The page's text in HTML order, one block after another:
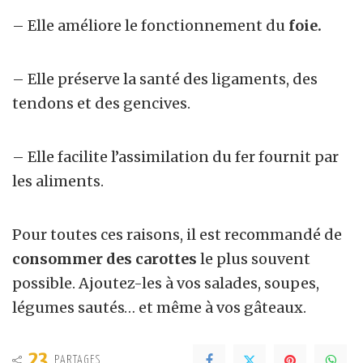
– Elle améliore le fonctionnement du foie.
– Elle préserve la santé des ligaments, des
tendons et des gencives.
– Elle facilite l’assimilation du fer fournit par
les aliments.
Pour toutes ces raisons, il est recommandé de
consommer des carottes le plus souvent
possible. Ajoutez-les à vos salades, soupes,
légumes sautés… et même à vos gâteaux.
PARTAGES